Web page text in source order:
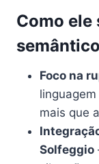
Como ele
Foco na
mais que
Solfeggio